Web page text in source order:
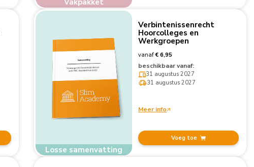
Losse samenvatting
Verbintenissenrecht
Hoorcolleges en
Werkgroepen
vanaf€ 6,95
beschikbaar vanaf:
31 augustus 2027
31 augustus 2027
Meer info
Voeg toe